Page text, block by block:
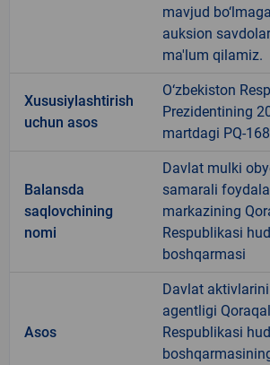
mavjud
auksion
ma'lum qilamiz.
Xususiylashtirish
uchun asos
O‘zbekiston
Prezidentining
martdagi PQ-
Balansda
saqlovchining
nomi
Davlat mulki
samarali
markazining
Respublikasi
boshqarmasi
Asos
Davlat
agentligi
Respublikasi